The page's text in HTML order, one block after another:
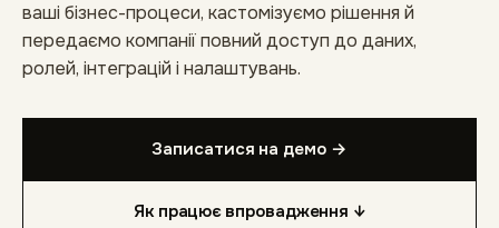
ваші бізнес-процеси, кастомізуємо рішення й
передаємо компанії повний доступ до даних,
ролей, інтеграцій і налаштувань.
Записатися на демо →
Як працює впровадження ↓